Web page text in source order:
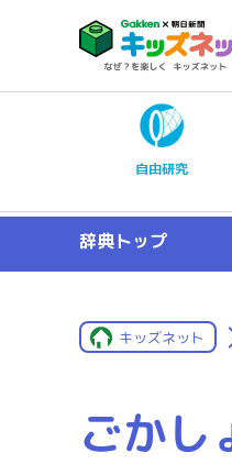
自由研究
辞典トップ
キッズネット
ごかし